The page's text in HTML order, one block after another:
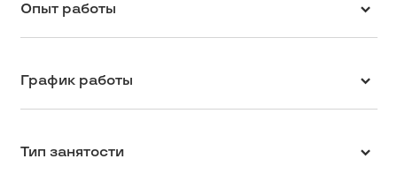
Опыт работы
График работы
Тип занятости